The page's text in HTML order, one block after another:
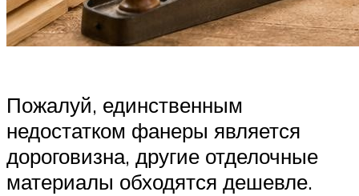
Пожалуй, единственным
недостатком фанеры является
дороговизна, другие отделочные
материалы обходятся дешевле.